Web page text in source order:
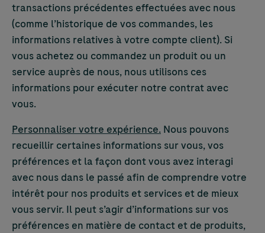
transactions précédentes effectuées avec nous
(comme l’historique de vos commandes, les
informations relatives à votre compte client). Si
vous achetez ou commandez un produit ou un
service auprès de nous, nous utilisons ces
informations pour exécuter notre contrat avec
vous.
Personnaliser votre expérience. Nous pouvons
recueillir certaines informations sur vous, vos
préférences et la façon dont vous avez interagi
avec nous dans le passé afin de comprendre votre
intérêt pour nos produits et services et de mieux
vous servir. Il peut s’agir d’informations sur vos
préférences en matière de contact et de produits,